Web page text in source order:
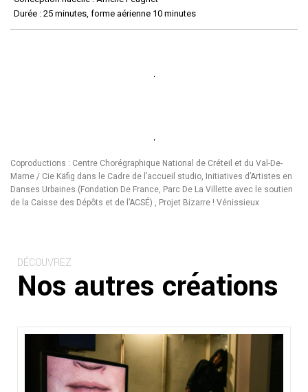
Durée : 25 minutes, forme aérienne 10 minutes
Coproductions : Centre Chorégraphique National de Créteil et du Val-De-
Marne / Cie Käfig dans le Cadre de l’accueil studio, Initiatives d’Artistes en
Danses Urbaines (Fondation De France, Parc De La Villette avec le soutien
de la Caisse des Dépôts et de l’ACSÉ) , Projet Bizarre ! Vénissieux
DÉCOUVREZ
Nos autres créations